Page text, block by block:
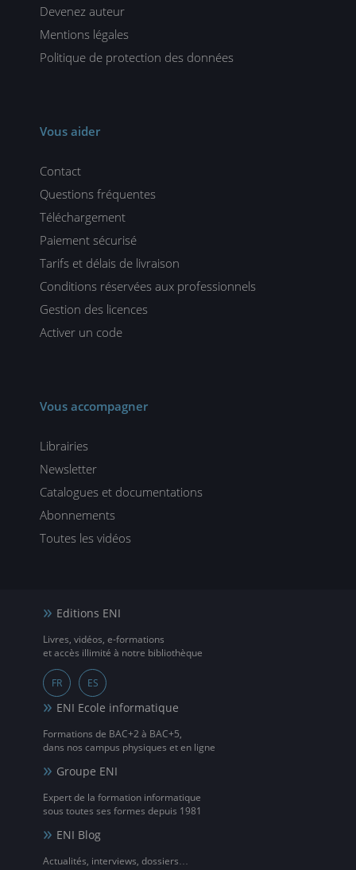
Devenez auteur
Mentions légales
Politique de protection des données
Vous aider
Contact
Questions fréquentes
Téléchargement
Paiement sécurisé
Tarifs et délais de livraison
Conditions réservées aux professionnels
Gestion des licences
Activer un code
Vous accompagner
Librairies
Newsletter
Catalogues et documentations
Abonnements
Toutes les vidéos
Editions ENI
Livres, vidéos, e-formations
et accès illimité à notre bibliothèque
FR ES
ENI Ecole informatique
Formations de BAC+2 à BAC+5,
dans nos campus physiques et en ligne
Groupe ENI
Expert de la formation informatique
sous toutes ses formes depuis 1981
ENI Blog
Actualités, interviews, dossiers…